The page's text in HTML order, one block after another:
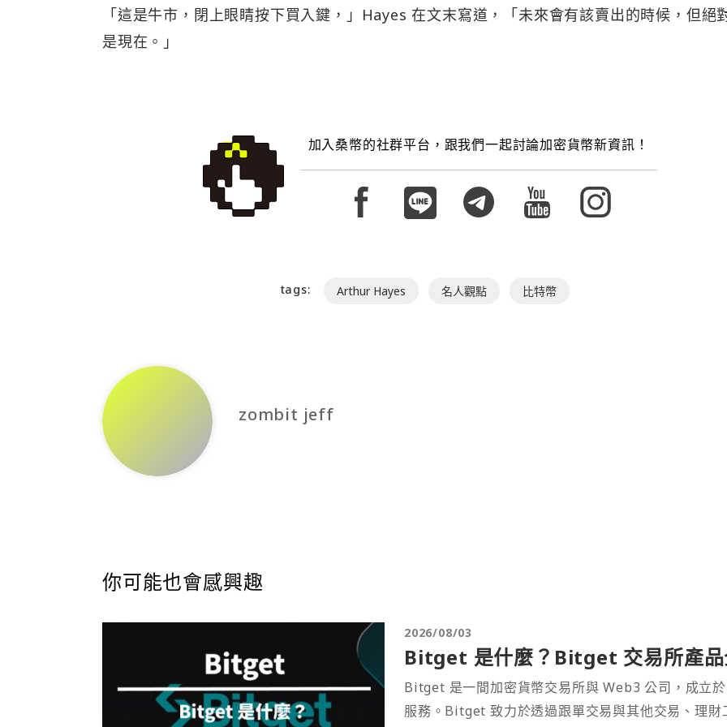
「這是牛市，閉上眼睛按下買入鍵，」Hayes 在文末寫道，「未來會有該賣出的時候，但絕
是現在。」
加入桑幣的社群平台，跟我們一起討論加密貨幣新資訊！
tags: Arthur Hayes 名人觀點 比特幣
zombit jeff
你可能也會感興趣
2026/08/03
Bitget 是什麼？Bitget 交易所產品
Bitget 是一間加密貨幣交易所與 Web3 公司，成立
服務。Bitget 致力於透過跟單交易與其他交易、理